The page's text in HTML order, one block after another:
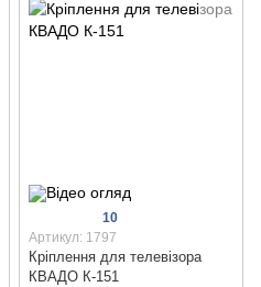
10
Артикул: 1797
Кріплення для телевізора
КВАДО К-151